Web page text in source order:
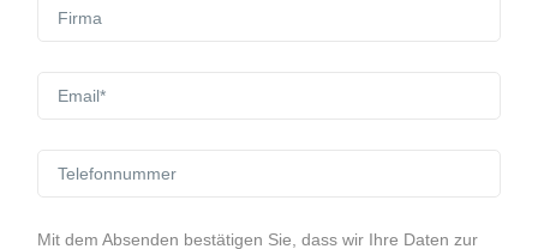
Mit dem Absenden bestätigen Sie, dass wir Ihre Daten zur